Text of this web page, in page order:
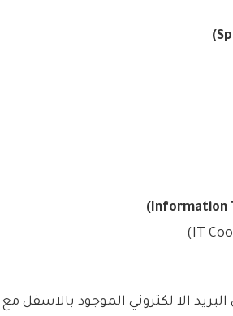
البريد الا لكتروني الموجود بالاسفل